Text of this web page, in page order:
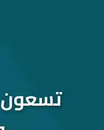
تسعون